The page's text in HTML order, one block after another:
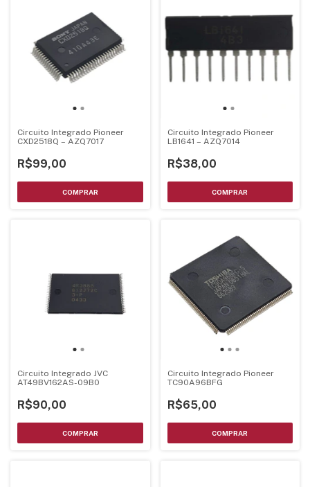
Circuito Integrado Pioneer
CXD2518Q – AZQ7017
R$99,00
Circuito Integrado Pioneer
LB1641 – AZQ7014
R$38,00
Circuito Integrado JVC
AT49BV162AS-09B0
R$90,00
Circuito Integrado Pioneer
TC90A96BFG
R$65,00